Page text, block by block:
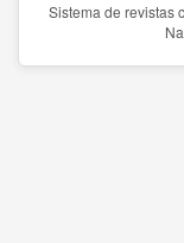
Sistema de revistas